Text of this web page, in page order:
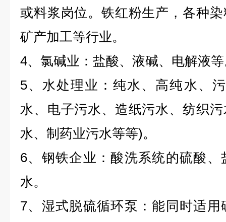
或料浆岗位。铁红粉生产，各种
矿产加工等行业。
4、氯碱业：盐酸、液碱、电解液
5、水处理业：纯水、高纯水、
水、电子污水、造纸污水、纺织
水、制药业污水等等)。
6、钢铁企业：酸洗系统的硫酸
水。
7、湿式脱硫循环泵：能同时适